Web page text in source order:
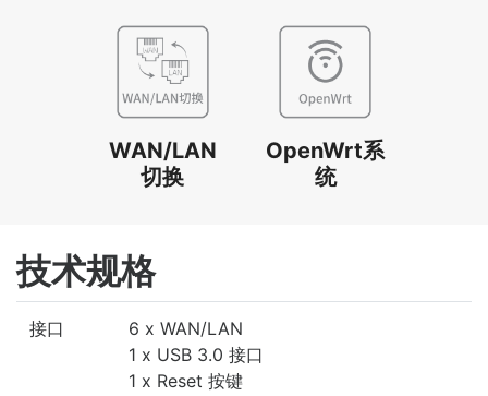
WAN/LAN
切换
OpenWrt系
统
技术规格
接口
6 x WAN/LAN
1 x USB 3.0 接口
1 x Reset 按键